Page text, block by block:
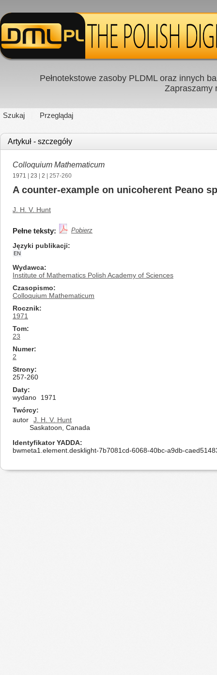
Pełnotekstowe zasoby PLDML oraz innych
Zapraszamy
Szukaj Przeglądaj
Artykuł - szczegóły
Colloquium Mathematicum
1971 23 2 | 257-260
A counter-example on unicoherent Peano
J. H. V. Hunt
Pełne teksty: Pobierz
Języki publikacji
EN
Wydawca
Institute of Mathematics Polish Academy of Sciences
Czasopismo
Colloquium Mathematicum
Rocznik
1971
Tom
23
Numer
2
Strony
257-260
Daty
wydano
1971
Twórcy
autor
J. H. V. Hunt
Saskatoon, Canada
Identyfikator YADDA
bwmeta1.element.desklight-7b7081cd-6068-40bc-a9db-